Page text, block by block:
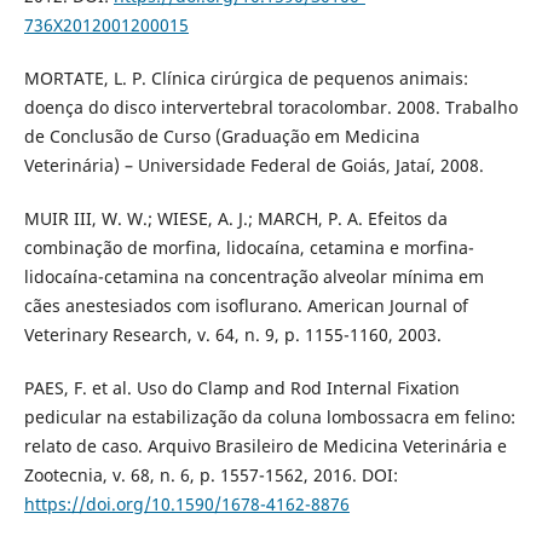
736X2012001200015
MORTATE, L. P. Clínica cirúrgica de pequenos animais:
doença do disco intervertebral toracolombar. 2008. Trabalho
de Conclusão de Curso (Graduação em Medicina
Veterinária) – Universidade Federal de Goiás, Jataí, 2008.
MUIR III, W. W.; WIESE, A. J.; MARCH, P. A. Efeitos da
combinação de morfina, lidocaína, cetamina e morfina-
lidocaína-cetamina na concentração alveolar mínima em
cães anestesiados com isoflurano. American Journal of
Veterinary Research, v. 64, n. 9, p. 1155-1160, 2003.
PAES, F. et al. Uso do Clamp and Rod Internal Fixation
pedicular na estabilização da coluna lombossacra em felino:
relato de caso. Arquivo Brasileiro de Medicina Veterinária e
Zootecnia, v. 68, n. 6, p. 1557-1562, 2016. DOI:
https://doi.org/10.1590/1678-4162-8876